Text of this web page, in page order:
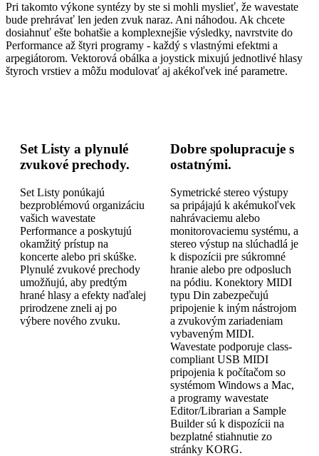
Pri takomto výkone syntézy by ste si mohli myslieť, že wavestate
bude prehrávať len jeden zvuk naraz. Ani náhodou. Ak chcete
dosiahnuť ešte bohatšie a komplexnejšie výsledky, navrstvite do
Performance až štyri programy - každý s vlastnými efektmi a
arpegiátorom. Vektorová obálka a joystick mixujú jednotlivé hlasy
štyroch vrstiev a môžu modulovať aj akékoľvek iné parametre.
Set Listy a plynulé
zvukové prechody.
Set Listy ponúkajú
bezproblémovú organizáciu
vašich wavestate
Performance a poskytujú
okamžitý prístup na
koncerte alebo pri skúške.
Plynulé zvukové prechody
umožňujú, aby predtým
hrané hlasy a efekty naďalej
prirodzene zneli aj po
výbere nového zvuku.
Dobre spolupracuje s
ostatnými.
Symetrické stereo výstupy
sa pripájajú k akémukoľvek
nahrávaciemu alebo
monitorovaciemu systému, a
stereo výstup na slúchadlá je
k dispozícii pre súkromné
hranie alebo pre odposluch
na pódiu. Konektory MIDI
typu Din zabezpečujú
pripojenie k iným nástrojom
a zvukovým zariadeniam
vybaveným MIDI.
Wavestate podporuje class-
compliant USB MIDI
pripojenia k počítačom so
systémom Windows a Mac,
a programy wavestate
Editor/Librarian a Sample
Builder sú k dispozícii na
bezplatné stiahnutie zo
stránky KORG.